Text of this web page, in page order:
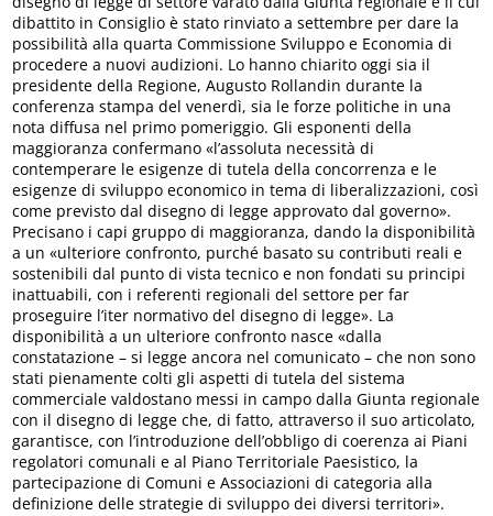
dibattito in Consiglio è stato rinviato a settembre per dare la
possibilità alla quarta Commissione Sviluppo e Economia di
procedere a nuovi audizioni. Lo hanno chiarito oggi sia il
presidente della Regione, Augusto Rollandin durante la
conferenza stampa del venerdì, sia le forze politiche in una
nota diffusa nel primo pomeriggio. Gli esponenti della
maggioranza confermano «l’assoluta necessità di
contemperare le esigenze di tutela della concorrenza e le
esigenze di sviluppo economico in tema di liberalizzazioni, così
come previsto dal disegno di legge approvato dal governo».
Precisano i capi gruppo di maggioranza, dando la disponibilità
a un «ulteriore confronto, purché basato su contributi reali e
sostenibili dal punto di vista tecnico e non fondati su principi
inattuabili, con i referenti regionali del settore per far
proseguire l’iter normativo del disegno di legge». La
disponibilità a un ulteriore confronto nasce «dalla
constatazione – si legge ancora nel comunicato – che non sono
stati pienamente colti gli aspetti di tutela del sistema
commerciale valdostano messi in campo dalla Giunta regionale
con il disegno di legge che, di fatto, attraverso il suo articolato,
garantisce, con l’introduzione dell’obbligo di coerenza ai Piani
regolatori comunali e al Piano Territoriale Paesistico, la
partecipazione di Comuni e Associazioni di categoria alla
definizione delle strategie di sviluppo dei diversi territori».